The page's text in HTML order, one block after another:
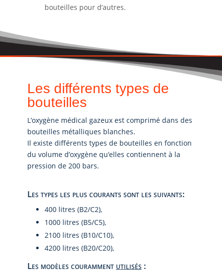
bouteilles pour d’autres.
Les différents types de
bouteilles
L’oxygène médical gazeux est comprimé dans des
bouteilles métalliques blanches.
Il existe différents types de bouteilles en fonction
du volume d’oxygène qu’elles contiennent à la
pression de 200 bars.
Les types les plus courants sont les suivants:
400 litres (B2/C2),
1000 litres (B5/C5),
2100 litres (B10/C10),
4200 litres (B20/C20),
Les modèles couramment utilisés :